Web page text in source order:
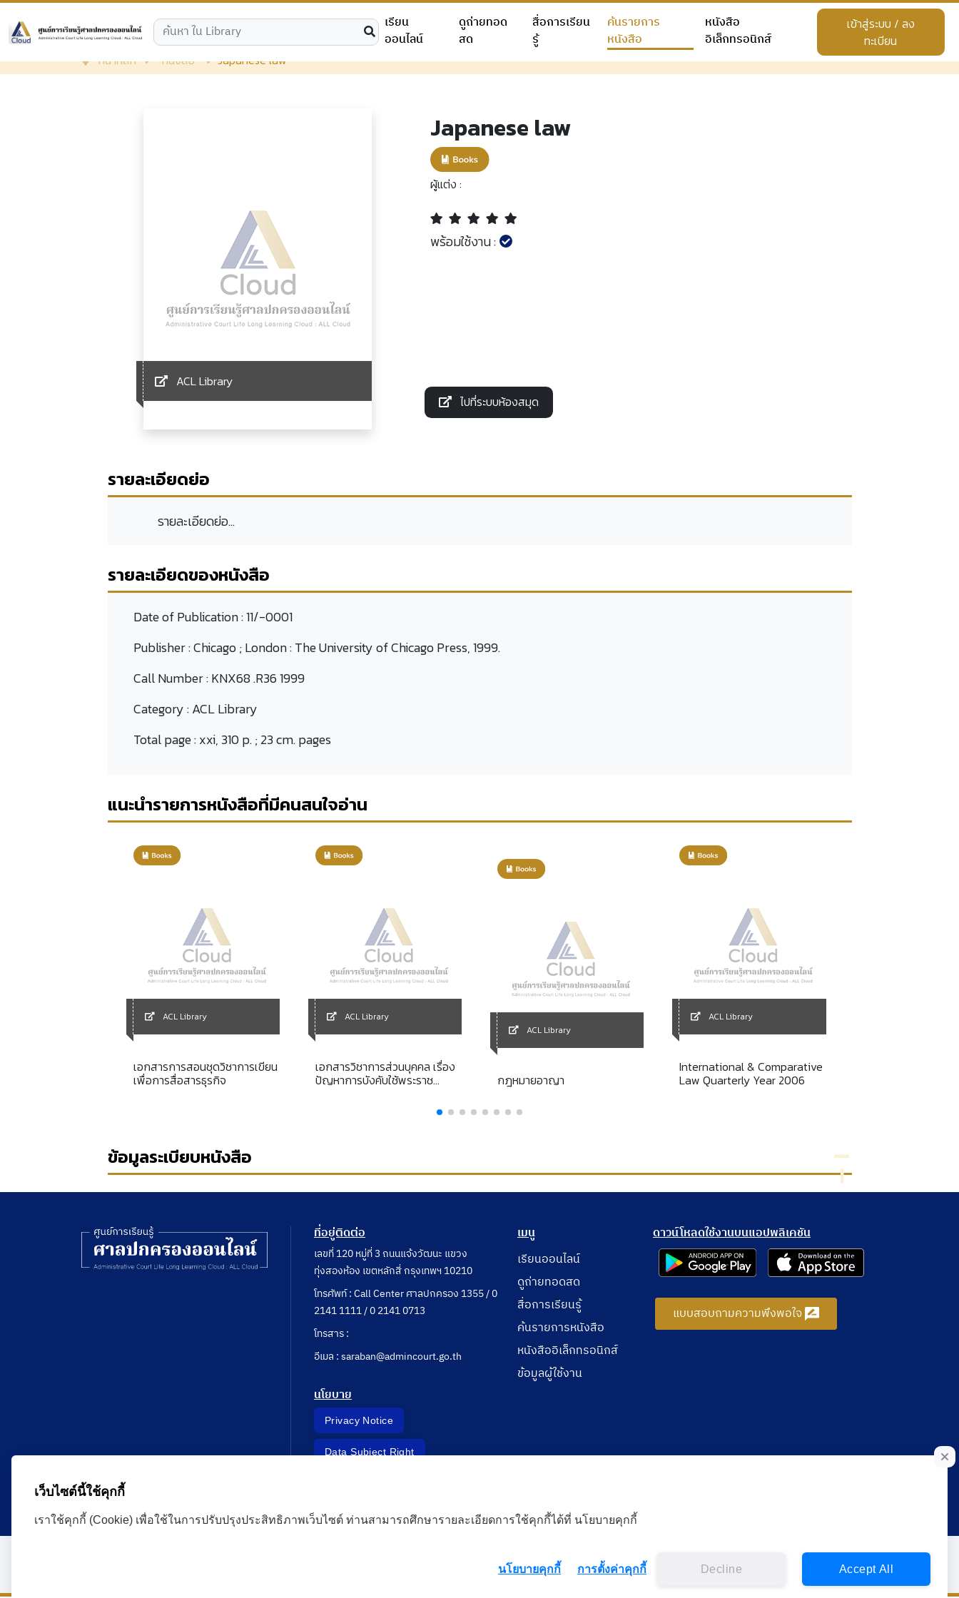
เรียน
ออนไลน์
ดูถ่ายทอด
สด
สื่อการเรียน
รู้
ค้นรายการ
หนังสือ
หนังสือ
อิเล็กทรอนิกส์
เข้าสู่ระบบ / ลง
ทะเบียน
หน้าหลัก
หนังสือ Japanese law
ACL Library
Japanese law
ผู้แต่ง :
พร้อมใช้งาน :
ไปที่ระบบห้องสมุด
รายละเอียดย่อ
รายละเอียดย่อ...
รายละเอียดของหนังสือ
Date of Publication :11/-0001
Publisher :Chicago ; London : The University of Chicago Press, 1999.
Call Number :KNX68 .R36 1999
Category :ACL Library
Total page :xxi, 310 p. ; 23 cm. pages
แนะนำรายการหนังสือที่มีคนสนใจอ่าน
ACL Library
เอกสารการสอนชุดวิชาการเขียน
เพื่อการสื่อสารธุรกิจ
ACL Library
เอกสารวิชาการส่วนบุคคล เรื่อง
ปัญหาการบังคับใช้พระราช
ACL Library
กฎหมายอาญา
ACL Library
International & Comparative
Law Quarterly Year 2006
ข้อมูลระเบียบหนังสือ
ที่อยู่ติดต่อ
เลขที่ 120 หมู่ที่ 3 ถนนแจ้งวัฒนะ แขวง
ทุ่งสองห้อง เขตหลักสี่ กรุงเทพฯ 10210
โทรศัพท์ : Call Center ศาลปกครอง 1355 / 0
2141 1111 / 0 2141 0713
โทรสาร :
อีเมล : saraban@admincourt.go.th
นโยบาย
Privacy Notice
Data Subject Right
เมนู
เรียนออนไลน์
ดูถ่ายทอดสด
สื่อการเรียนรู้
ค้นรายการหนังสือ
หนังสืออิเล็กทรอนิกส์
ข้อมูลผู้ใช้งาน
ดาวน์โหลดใช้งานบนแอปพลิเคชัน
แบบสอบถามความพึงพอใจ
เว็บไซต์นี้ใช้คุกกี้
เราใช้คุกกี้ (Cookie) เพื่อใช้ในการปรับปรุงประสิทธิภาพเว็บไซต์ ท่านสามารถศึกษารายละเอียดการใช้คุกกี้ได้ที่ นโยบายคุกกี้
นโยบายคุกกี้ การตั้งค่าคุกกี้ Decline Accept All